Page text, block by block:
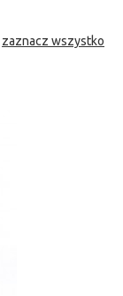
zaznacz wszystko